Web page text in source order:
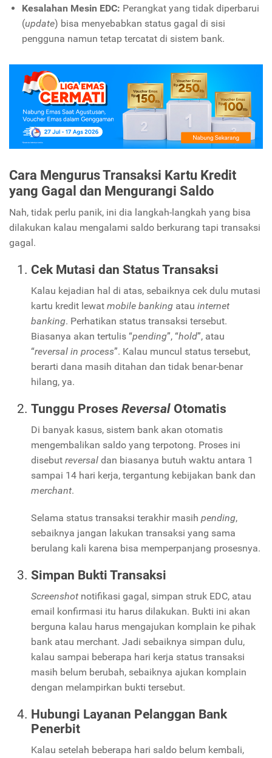
Kesalahan Mesin EDC: Perangkat yang tidak diperbarui
(update) bisa menyebabkan status gagal di sisi
pengguna namun tetap tercatat di sistem bank.
Cara Mengurus Transaksi Kartu Kredit
yang Gagal dan Mengurangi Saldo
Nah, tidak perlu panik, ini dia langkah-langkah yang bisa
dilakukan kalau mengalami saldo berkurang tapi transaksi
gagal.
Cek Mutasi dan Status Transaksi
Kalau kejadian hal di atas, sebaiknya cek dulu mutasi
kartu kredit lewat mobile banking atau internet
banking. Perhatikan status transaksi tersebut.
Biasanya akan tertulis “pending”, “hold”, atau
“reversal in process”. Kalau muncul status tersebut,
berarti dana masih ditahan dan tidak benar-benar
hilang, ya.
Tunggu Proses Reversal Otomatis
Di banyak kasus, sistem bank akan otomatis
mengembalikan saldo yang terpotong. Proses ini
disebut reversal dan biasanya butuh waktu antara 1
sampai 14 hari kerja, tergantung kebijakan bank dan
merchant.
Selama status transaksi terakhir masih pending,
sebaiknya jangan lakukan transaksi yang sama
berulang kali karena bisa memperpanjang prosesnya.
Simpan Bukti Transaksi
Screenshot notifikasi gagal, simpan struk EDC, atau
email konfirmasi itu harus dilakukan. Bukti ini akan
berguna kalau harus mengajukan komplain ke pihak
bank atau merchant. Jadi sebaiknya simpan dulu,
kalau sampai beberapa hari kerja status transaksi
masih belum berubah, sebaiknya ajukan komplain
dengan melampirkan bukti tersebut.
Hubungi Layanan Pelanggan Bank
Penerbit
Kalau setelah beberapa hari saldo belum kembali,